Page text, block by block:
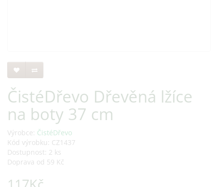
ČistéDřevo Dřevěná lžíce
na boty 37 cm
Výrobce: ČistéDřevo
Kód výrobku: CZ1437
Dostupnost: 2 ks
Doprava od 59 Kč